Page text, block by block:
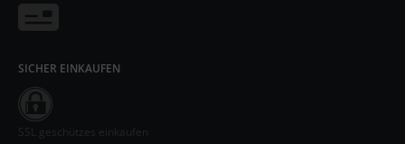
SICHER EINKAUFEN
SSL geschützes einkaufen